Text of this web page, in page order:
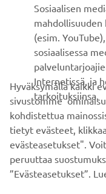
UUTISKIRJE
Ole ensimmäinen, joka
erikoistapahtumista,
Lue
käsittelemme
Sosiaalisen
(esim.
sosiaalisessa
Internetissä, ja
tarkoituksiinsa.
Hyväksymällä kaikki
sivustomme
kohdistettua
tietyt evästeet,
evästeasetukset".
peruuttaa
”Evästeasetukset”.